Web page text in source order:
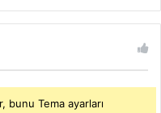
Tema ayarları